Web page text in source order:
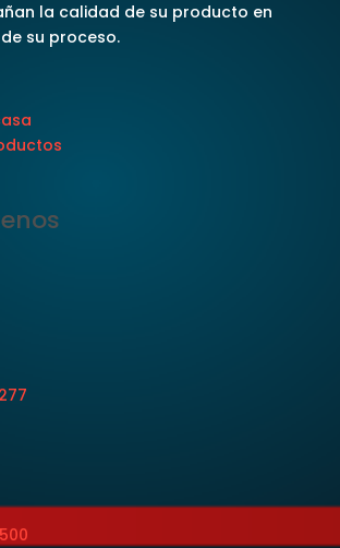
la calidad de su producto en
su proceso.